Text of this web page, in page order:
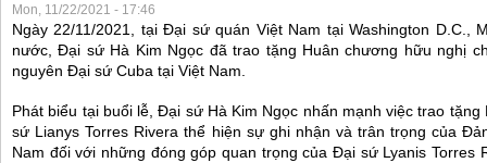
Mon, 11/22/2021 - 17:46
Ngày 22/11/2021, tại Đại sứ quán Việt Nam tại Washington D.C.,
nước, Đại sứ Hà Kim Ngọc đã trao tặng Huân chương hữu nghị
nguyên Đại sứ Cuba tại Việt Nam.
Phát biểu tại buổi lễ, Đại sứ Hà Kim Ngọc nhấn mạnh việc trao
sứ Lianys Torres Rivera thể hiện sự ghi nhận và trân trọng của
Nam đối với những đóng góp quan trọng của Đại sứ Lyanis Torres